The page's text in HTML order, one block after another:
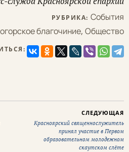
РУБРИКА: События
благочиние, Общество
СЛЕДУЮЩАЯ
Красноярский священнослужитель
принял участие в Первом
образовательном молодежном
скаутском слёте